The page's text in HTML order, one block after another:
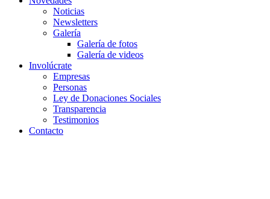
Noticias
Newsletters
Galería
Galería de fotos
Galería de videos
Involúcrate
Empresas
Personas
Ley de Donaciones Sociales
Transparencia
Testimonios
Contacto